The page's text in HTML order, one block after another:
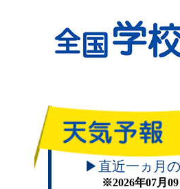
▶直近一ヵ月
※2026年07月